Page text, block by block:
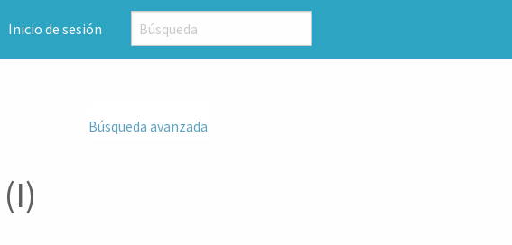
Inicio de sesión
Búsqueda avanzada